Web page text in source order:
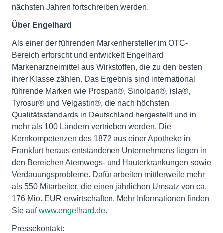
nächsten Jahren fortschreiben werden.
Über Engelhard
Als einer der führenden Markenhersteller im OTC-
Bereich erforscht und entwickelt Engelhard
Markenarzneimittel aus Wirkstoffen, die zu den besten
ihrer Klasse zählen. Das Ergebnis sind international
führende Marken wie Prospan®, Sinolpan®, isla®,
Tyrosur® und Velgastin®, die nach höchsten
Qualitätsstandards in Deutschland hergestellt und in
mehr als 100 Ländern vertrieben werden. Die
Kernkompetenzen des 1872 aus einer Apotheke in
Frankfurt heraus entstandenen Unternehmens liegen in
den Bereichen Atemwegs- und Hauterkrankungen sowie
Verdauungsprobleme. Dafür arbeiten mittlerweile mehr
als 550 Mitarbeiter, die einen jährlichen Umsatz von ca.
176 Mio. EUR erwirtschaften. Mehr Informationen finden
Sie aufwww.engelhard.de.
Pressekontakt: